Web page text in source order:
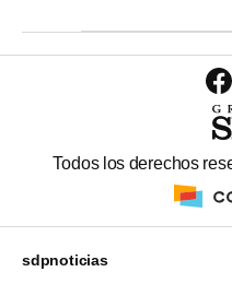
Todos los derechos
sdpnoticias